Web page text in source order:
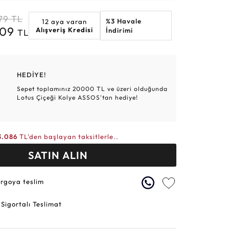
Elmas Bilezikler
Altın Tesbihler
Altın Hasır Setler
Violet Burç
TL
TL
12 aya varan
Alışveriş Kredisi
%3 Havale
İndirimi
HEDİYE!
Sepet toplamınız 20000 TL ve üzeri olduğunda
Lotus Çiçeği Kolye ASSOS'tan hediye!
TL'den başlayan taksitlerle..
SATIN ALIN
teslim
Teslimat